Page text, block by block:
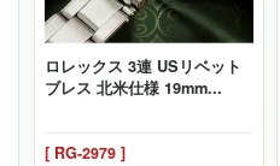
ロレックス 3連 USリベット
ブレス 北米仕様 19mm...
[ RG-2979 ]